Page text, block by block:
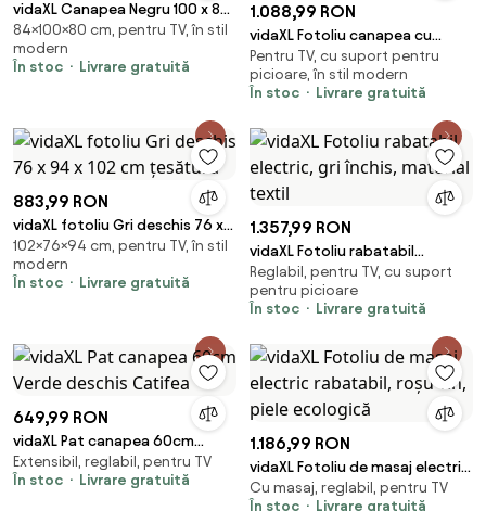
vidaXL Canapea Negru 100 x 80
x 84 cm țesătură
84×100×80 cm, pentru TV, în stil
modern
În stoc
Livrare gratuită
1.088,99 RON
vidaXL Fotoliu canapea cu
taburet, crem, 60 cm,
microfibră
Pentru TV, cu suport pentru
picioare, în stil modern
În stoc
Livrare gratuită
883,99 RON
vidaXL fotoliu Gri deschis 76 x
94 x 102 cm țesătură
102×76×94 cm, pentru TV, în stil
modern
În stoc
Livrare gratuită
1.357,99 RON
vidaXL Fotoliu rabatabil
electric, gri închis, material
textil
Reglabil, pentru TV, cu suport
pentru picioare
În stoc
Livrare gratuită
649,99 RON
vidaXL Pat canapea 60cm
Verde deschis Catifea
Extensibil, reglabil, pentru TV
În stoc
Livrare gratuită
1.186,99 RON
vidaXL Fotoliu de masaj electric
rabatabil, roșu vin, piele
Cu masaj, reglabil, pentru TV
În stoc
Livrare gratuită